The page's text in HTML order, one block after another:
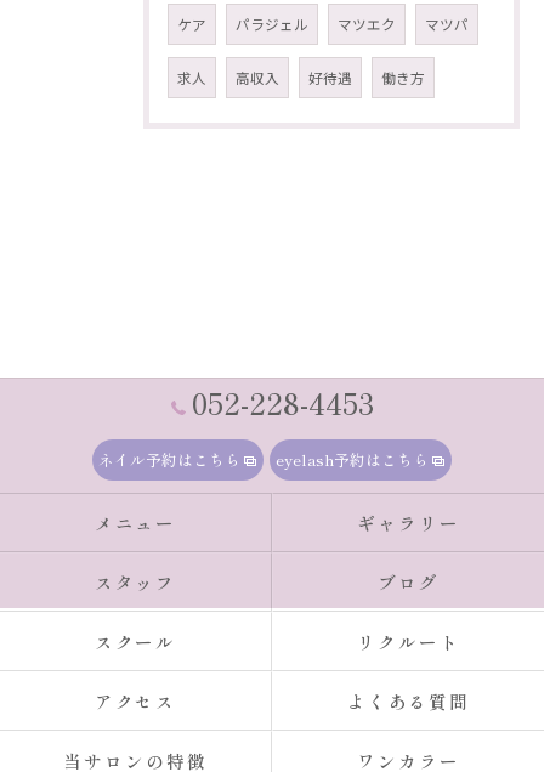
ケア パラジェル マツエク マツパ
求人 高収入 好待遇 働き方
052-228-4453
ネイル予約はこちら eyelash予約はこちら
メニュー ギャラリー
スタッフ ブログ
スクール リクルート
アクセス よくある質問
当サロンの特徴 ワンカラー